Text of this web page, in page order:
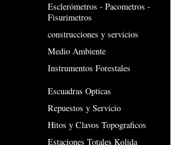
Esclerómetros - Pacometros -
Fisurimetros
construcciones y servicios
Medio Ambiente
Instrumentos Forestales
Escuadras Opticas
Repuestos y Servicio
Hitos y Clavos Topograficos
Estaciones Totales Kolida